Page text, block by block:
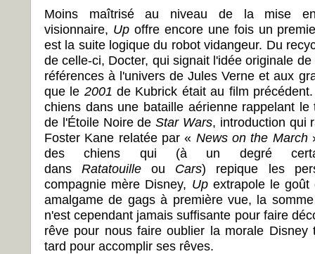
Moins maîtrisé au niveau de la mise
visionnaire, Upoffre encore une fois un
est la suite logique du robot vidangeur. Du
de celle-ci, Docter, qui signait l'idée originale de
références à l'univers de Jules Verne et aux
que le 2001 de Kubrick était au film
chiens dans une bataille aérienne rappelant
de l'Étoile Noire deStar Wars, introduction qui
Foster Kane relatée par « News on the March
des chiens qui (à un degré
dansRatatouille ou Cars) repique les
compagnie mère Disney, Upextrapole le goût
amalgame de gags à première vue, la
n'est cependant jamais suffisante pour faire
rêve pour nous faire oublier la morale
tard pour accomplir ses rêves.